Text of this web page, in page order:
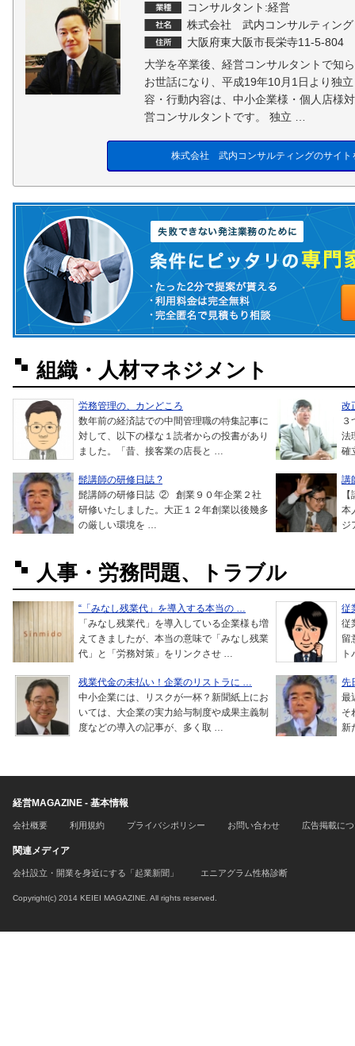
コンサルタント:経営
株式会社 武内コンサルティング
大阪府東大阪市長栄寺11-5-804
大学を卒業後、経営コンサルタントで知
お世話になり、平成19年10月1日より独
容・行動内容は、中小企業様・個人店様
営コンサルタントです。 独立 …
株式会社 武内コンサルティングのサイト
組織・人材マネジメント
労務管理の、カンどころ
数年前の経済誌での中間管理職の特集記事に
対して、以下の様な１読者からの投書があり
ました。「昔、接客業の店長と …
改
３
法
確
髭講師の研修日誌 ?
髭講師の研修日誌 ② 創業９０年企業２社
研修いたしました。大正１２年創業以後幾多
の厳しい環境を …
講
本
ジ
人事・労務問題、トラブル
“「みなし残業代」を導入する本当の …
「みなし残業代」を導入している企業様も増
えてきましたが、本当の意味で「みなし残業
代」と「労務対策」をリンクさせ …
従
従
留
残業代金の未払い！企業のリストラに …
中小企業には、リスクが一杯？新聞紙上にお
いては、大企業の実力給与制度や成果主義制
度などの導入の記事が、多く取 …
先
最
そ
新
経営MAGAZINE - 基本情報
会社概要 利用規約 プライバシポリシー お問い合わせ 広告掲載に
関連メディア
会社設立・開業を身近にする「起業新聞」 エニアグラム性格診断
Copyright(c) 2014 KEIEI MAGAZINE. All rights reserved.